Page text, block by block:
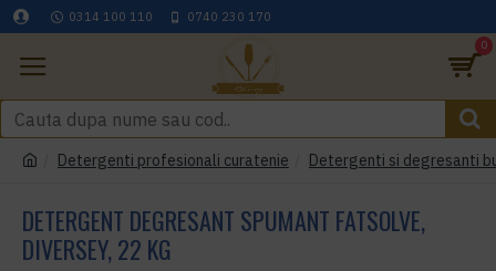
0314 100 110 0740 230 170
0
Detergenti profesionali curatenie Detergenti si degresanti
DETERGENT DEGRESANT SPUMANT FATSOLVE,
DIVERSEY, 22 KG